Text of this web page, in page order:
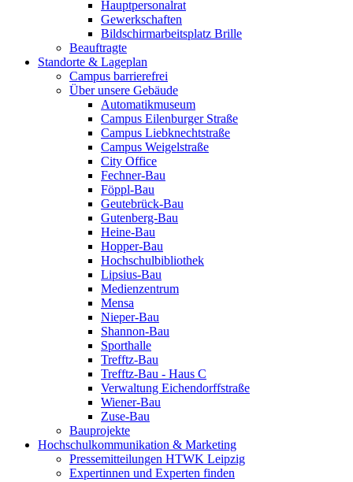
Hauptpersonalrat
Gewerkschaften
Bildschirmarbeitsplatz Brille
Beauftragte
Standorte & Lageplan
Campus barrierefrei
Über unsere Gebäude
Automatikmuseum
Campus Eilenburger Straße
Campus Liebknechtstraße
Campus Weigelstraße
City Office
Fechner-Bau
Föppl-Bau
Geutebrück-Bau
Gutenberg-Bau
Heine-Bau
Hopper-Bau
Hochschulbibliothek
Lipsius-Bau
Medienzentrum
Mensa
Nieper-Bau
Shannon-Bau
Sporthalle
Trefftz-Bau
Trefftz-Bau - Haus C
Verwaltung Eichendorffstraße
Wiener-Bau
Zuse-Bau
Bauprojekte
Hochschulkommunikation & Marketing
Pressemitteilungen HTWK Leipzig
Expertinnen und Experten finden